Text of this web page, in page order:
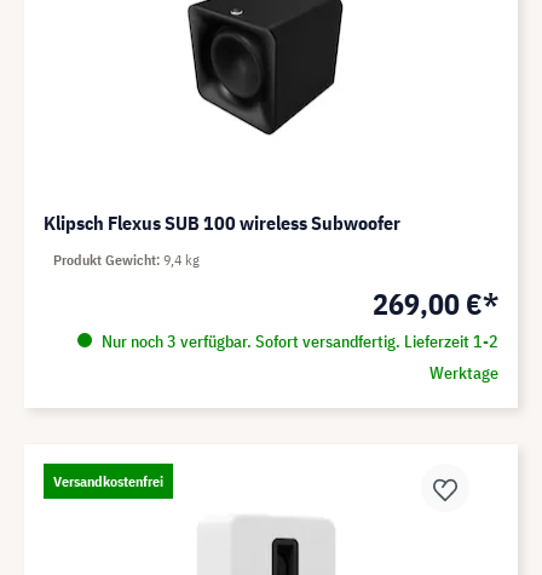
Klipsch Flexus SUB 100 wireless Subwoofer
269,00 €*
Nur noch 3 verfügbar. Sofort versandfertig. Lieferzeit 1-2
Werktage
Produkt Gewicht 9,4 kg
Versandkostenfrei